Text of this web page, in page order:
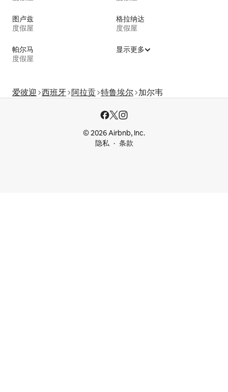
图卢兹
度假屋
格拉纳达
度假屋
帕尔马
度假屋
显示更多
爱彼迎 西班牙 阿拉贡 特鲁埃尔 加尔韦
© 2026 Airbnb, Inc.
隐私
条款